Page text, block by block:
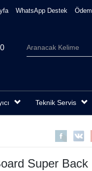
WhatsApp Destek
0
Teknik Servis
Super Back